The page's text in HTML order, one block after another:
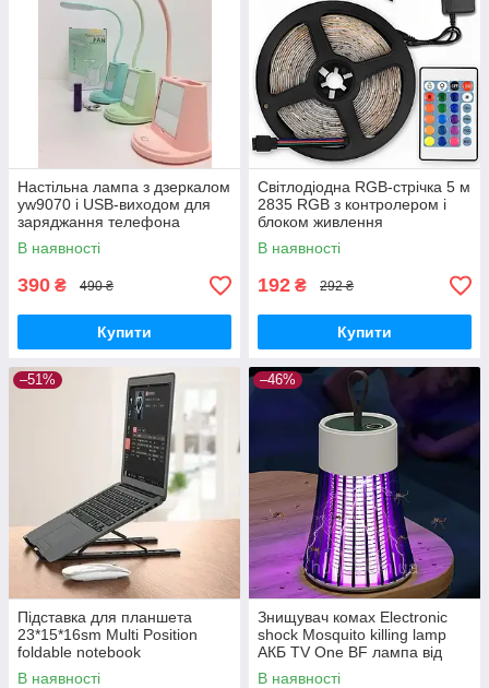
Настільна лампа з дзеркалом
yw9070 і USB-виходом для
заряджання телефона
В наявності
390 ₴ 490 ₴
Купити
Світлодіодна RGB-стрічка 5 м
2835 RGB з контролером і
блоком живлення
В наявності
192 ₴ 292 ₴
Купити
–51%
Підставка для планшета
23*15*16sm Multi Position
foldable notebook
В наявності
–46%
Знищувач комах Electronic
shock Mosquito killing lamp
AКБ TV One BF лампа від
комарів
В наявності